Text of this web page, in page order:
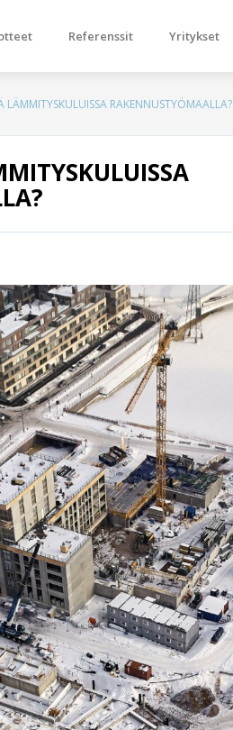
Referenssit Yritykset
LÄMMITYSKULUISSA RAKENNUSTYÖMAALLA?